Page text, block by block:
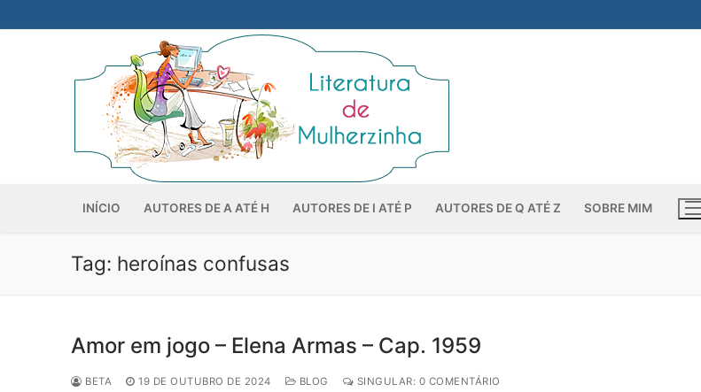
para
INÍCIO AUTORES DE A ATÉ H AUTORES DE I ATÉ P AUTORES DE Q ATÉ Z SOBRE MIM
Tag: heroínas confusas
Amor em jogo – Elena Armas – Cap. 1959
BETA 19 DE OUTUBRO DE 2024 BLOG SINGULAR: 0 COMENTÁRIO